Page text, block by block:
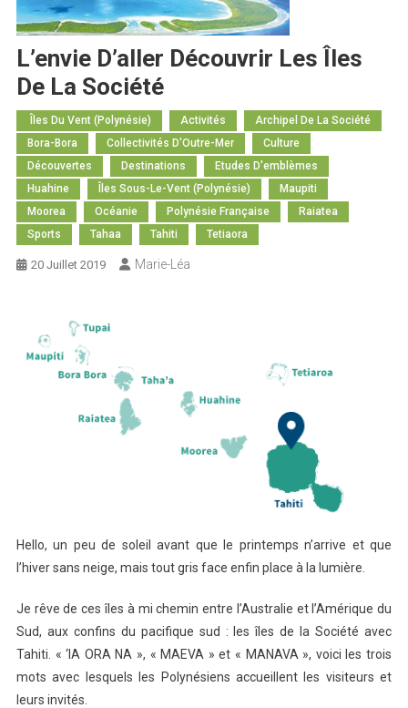
L’envie D’aller Découvrir Les Îles
De La Société
Îles Du Vent (Polynésie) Activités
Archipel De La Société
Bora-Bora
Collectivités D'Outre-Mer
Culture
Découvertes
Destinations
Etudes D'emblèmes
Huahine
Îles Sous-Le-Vent (Polynésie)
Maupiti
Moorea
Océanie Polynésie Française
Raiatea
Sports
Tahaa Tahiti Tetiaora
20 Juillet 2019 Marie-Léa
Hello, un peu de soleil avant que le printemps n’arrive et que
l’hiver sans neige, mais tout gris face enfin place à la lumière.
Je rêve de ces îles à mi chemin entre l’Australie et l’Amérique du
Sud, aux confins du pacifique sud : les îles de la Société avec
Tahiti. « ‘IA ORA NA », « MAEVA » et « MANAVA », voici les trois
mots avec lesquels les Polynésiens accueillent les visiteurs et
leurs invités.